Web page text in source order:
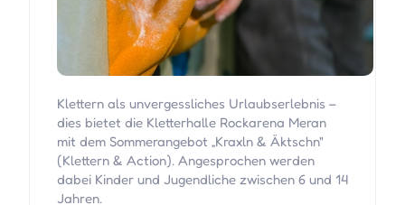
Klettern als unvergessliches Urlaubserlebnis –
dies bietet die Kletterhalle Rockarena Meran
mit dem Sommerangebot „Kraxln & Äktschn"
(Klettern & Action). Angesprochen werden
dabei Kinder und Jugendliche zwischen 6 und 14
Jahren.